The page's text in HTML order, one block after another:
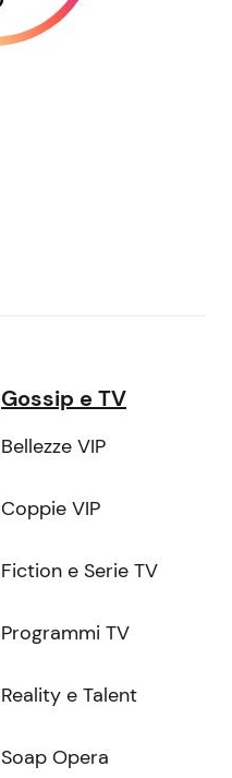
Gossip e TV
Bellezze VIP
Coppie VIP
Fiction e Serie TV
Programmi TV
Reality e Talent
Soap Opera